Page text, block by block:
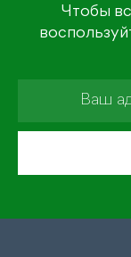
Чтобы